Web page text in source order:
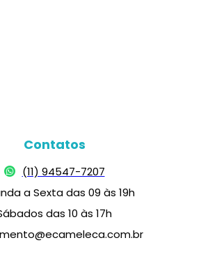
Contatos
(11) 94547-7207
a Sexta das 09 às 19h
das 10 às 17h